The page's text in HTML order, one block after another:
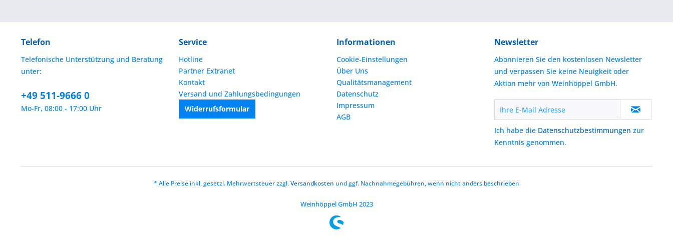
Telefon
Telefonische Unterstützung und Beratung
unter:
+49 511-9666 0
Mo-Fr, 08:00 - 17:00 Uhr
Service
Hotline
Partner Extranet
Kontakt
Versand und Zahlungsbedingungen
Widerrufsformular
Informationen
Cookie-Einstellungen
Über Uns
Qualitätsmanagement
Datenschutz
Impressum
AGB
Newsletter
Abonnieren Sie den kostenlosen Newsletter
und verpassen Sie keine Neuigkeit oder
Aktion mehr von Weinhöppel GmbH.
Ich habe die Datenschutzbestimmungen zur
Kenntnis genommen.
* Alle Preise inkl. gesetzl. Mehrwertsteuer zzgl.Versandkosten und ggf. Nachnahmegebühren, wenn nicht anders beschrieben
Weinhöppel GmbH 2023